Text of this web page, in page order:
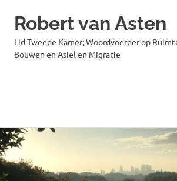
Ga
naar
de
inhoud
Robert van Asten
Lid Tweede Kamer; Woordvoerder op
Bouwen en Asiel en Migratie